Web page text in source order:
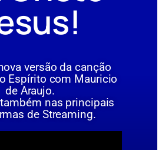
versão da canção
Espírito com Mauricio
de Araujo.
nas principais
de Streaming.